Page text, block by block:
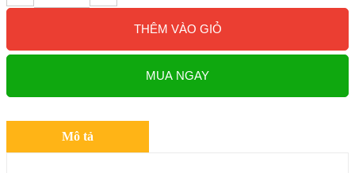
THÊM VÀO GIỎ
MUA NGAY
Mô tả